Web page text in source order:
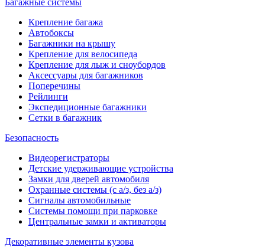
Багажные системы
Крепление багажа
Автобоксы
Багажники на крышу
Крепление для велосипеда
Крепление для лыж и сноубордов
Аксессуары для багажников
Поперечины
Рейлинги
Экспедиционные багажники
Сетки в багажник
Безопасность
Видеорегистраторы
Детские удерживающие устройства
Замки для дверей автомобиля
Охранные системы (с а/з, без а/з)
Сигналы автомобильные
Системы помощи при парковке
Центральные замки и активаторы
Декоративные элементы кузова